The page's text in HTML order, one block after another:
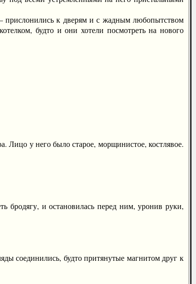
к дверям и с жадным любопытством
будто и они хотели посмотреть на нового
Лицо у него было старое, морщинистое, костлявое.
бродягу, и остановилась перед ним, уронив руки,
соединились, будто притянутые магнитом друг к